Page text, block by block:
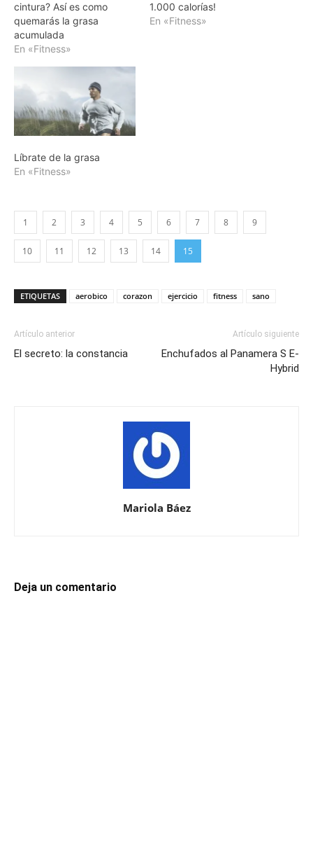
cintura? Así es como
quemarás la grasa
acumulada
En «Fitness»
1.000 calorías!
En «Fitness»
Líbrate de la grasa
En «Fitness»
1 2 3 4 5 6 7 8 9
10 11 12 13 14 15
ETIQUETAS aerobico corazon ejercicio fitness sano
Artículo anterior
El secreto: la constancia
Artículo siguiente
Enchufados al Panamera S E-
Hybrid
Mariola Báez
Deja un comentario